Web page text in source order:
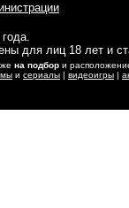
для лиц 18 лет и
на подбор и
и сериалы | видеоигры |